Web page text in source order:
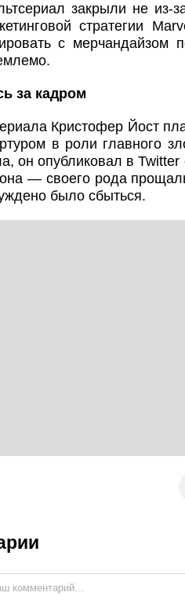
закрыли не из-
стратегии
с
за кадром
Кристофер Йост
в роли главного
он опубликовал в Twitter
— своего рода
было сбыться.